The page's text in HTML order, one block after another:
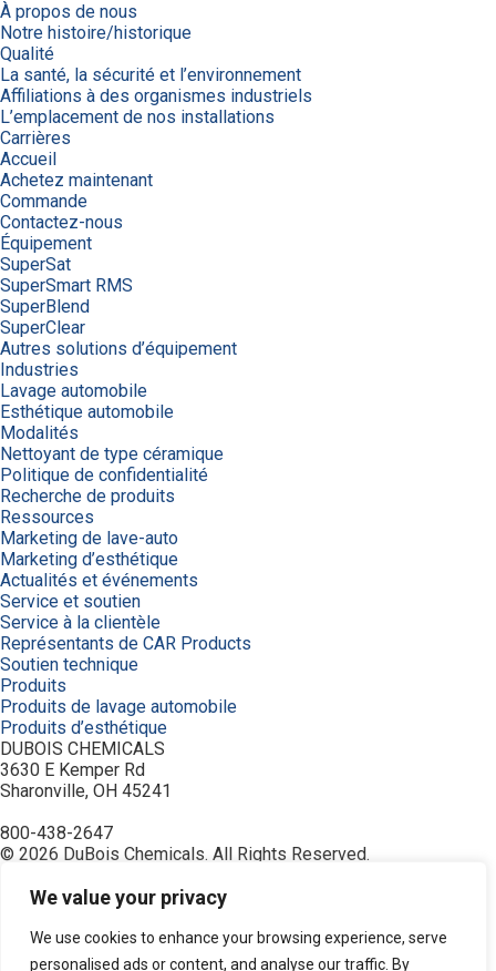
We value your privacy
We use cookies to enhance your browsing experience, serve
personalised ads or content, and analyse our traffic. By
À propos de nous
Notre histoire/historique
Qualité
La santé, la sécurité et l’environnement
Affiliations à des organismes industriels
L’emplacement de nos installations
Carrières
Accueil
Achetez maintenant
Commande
Contactez-nous
Équipement
SuperSat
SuperSmart RMS
SuperBlend
SuperClear
Autres solutions d’équipement
Industries
Lavage automobile
Esthétique automobile
Modalités
Nettoyant de type céramique
Politique de confidentialité
Recherche de produits
Ressources
Marketing de lave-auto
Marketing d’esthétique
Actualités et événements
Service et soutien
Service à la clientèle
Représentants de CAR Products
Soutien technique
Produits
Produits de lavage automobile
Produits d’esthétique
DUBOIS CHEMICALS
3630 E Kemper Rd
Sharonville, OH 45241
800-438-2647
© 2026 DuBois Chemicals. All Rights Reserved.
Accueil
Commande
Contactez-nous